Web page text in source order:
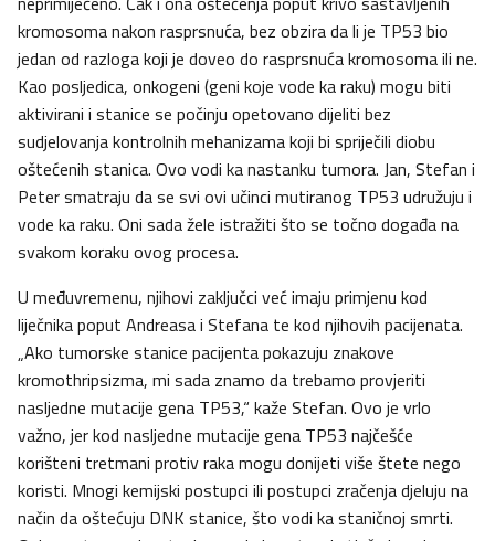
kromosoma nakon rasprsnuća, bez obzira da li je TP53 bio
jedan od razloga koji je doveo do rasprsnuća kromosoma ili ne.
Kao posljedica, onkogeni (geni koje vode ka raku) mogu biti
aktivirani i stanice se počinju opetovano dijeliti bez
sudjelovanja kontrolnih mehanizama koji bi spriječili diobu
oštećenih stanica. Ovo vodi ka nastanku tumora. Jan, Stefan i
Peter smatraju da se svi ovi učinci mutiranog TP53 udružuju i
vode ka raku. Oni sada žele istražiti što se točno događa na
svakom koraku ovog procesa.
U međuvremenu, njihovi zaključci već imaju primjenu kod
liječnika poput Andreasa i Stefana te kod njihovih pacijenata.
„Ako tumorske stanice pacijenta pokazuju znakove
kromothripsizma, mi sada znamo da trebamo provjeriti
nasljedne mutacije gena TP53,“ kaže Stefan. Ovo je vrlo
važno, jer kod nasljedne mutacije gena TP53 najčešće
korišteni tretmani protiv raka mogu donijeti više štete nego
koristi. Mnogi kemijski postupci ili postupci zračenja djeluju na
način da oštećuju DNK stanice, što vodi ka staničnoj smrti.